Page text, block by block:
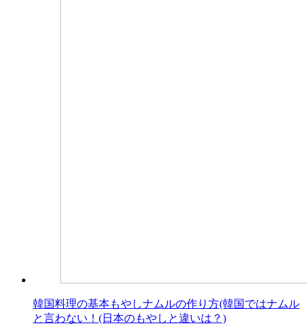
韓国料理の基本もやしナムルの作り方(韓国ではナムル
と言わない！(日本のもやしと違いは？)